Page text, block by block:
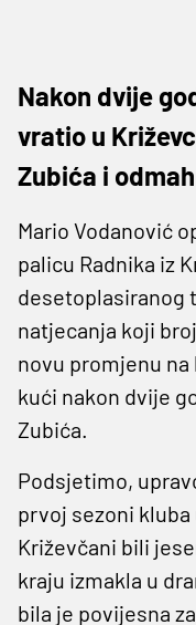
Nakon dvije
vratio u
Zubića i
Mario Vodanović
palicu Radnika iz
desetoplasiranog
natjecanja koji
novu promjenu
kući nakon dvije
Zubića.
Podsjetimo,
prvoj sezoni kluba
Križevčani bili
kraju izmakla u
bila je povijesna